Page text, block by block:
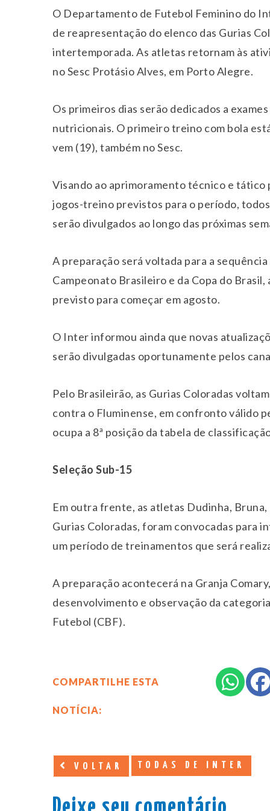
O Departamento de Futebol Feminino do
de reapresentação do elenco das Gurias
intertemporada. As atletas retornam às
no Sesc Protásio Alves, em Porto Alegre.
Os primeiros dias serão dedicados a
nutricionais. O primeiro treino com bola
vem (19), também no Sesc.
Visando ao aprimoramento técnico e tático
jogos-treino previstos para o período,
serão divulgados ao longo das próximas
A preparação será voltada para a
Campeonato Brasileiro e da Copa do
previsto para começar em agosto.
O Inter informou ainda que novas
serão divulgadas oportunamente pelos
Pelo Brasileirão, as Gurias Coloradas
contra o Fluminense, em confronto válido
ocupa a 8ª posição da tabela de
Seleção Sub-15
Em outra frente, as atletas Dudinha,
Gurias Coloradas, foram convocadas para
um período de treinamentos que será
A preparação acontecerá na Granja
desenvolvimento e observação da
Futebol (CBF).
COMPARTILHE ESTA
NOTÍCIA:
VOLTAR TODAS DE INTER